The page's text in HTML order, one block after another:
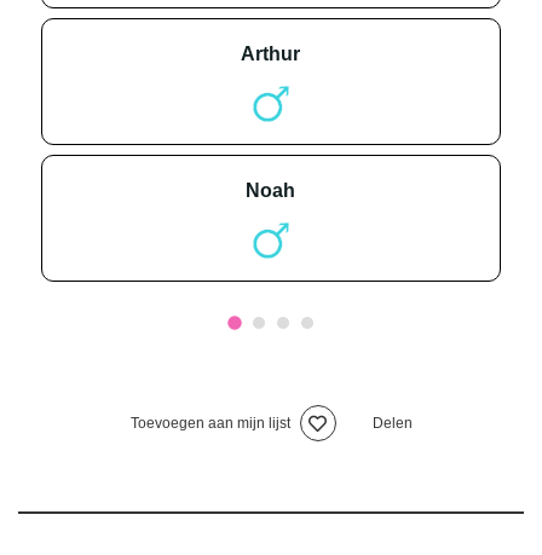
arthur
noah
Toevoegen aan mijn lijst Delen